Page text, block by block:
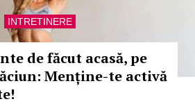
INTRETINERE
de făcut acasă, pe
Menține-te activă